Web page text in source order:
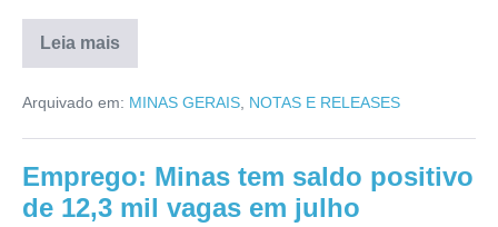
Leia mais
Arquivado em: MINAS GERAIS NOTAS E RELEASES
Emprego: Minas tem saldo positivo
de 12,3 mil vagas em julho